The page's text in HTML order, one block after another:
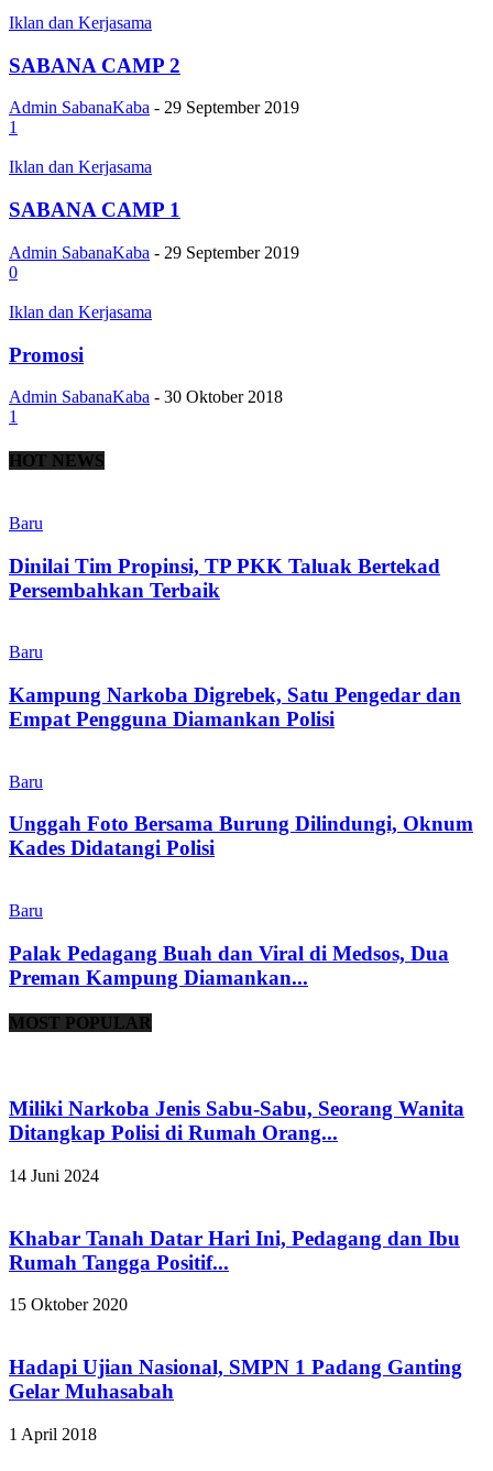
Iklan dan Kerjasama
SABANA CAMP 2
Admin SabanaKaba - 29 September 2019
1
Iklan dan Kerjasama
SABANA CAMP 1
Admin SabanaKaba - 29 September 2019
0
Iklan dan Kerjasama
Promosi
Admin SabanaKaba - 30 Oktober 2018
1
HOT NEWS
Baru
Dinilai Tim Propinsi, TP PKK Taluak Bertekad
Persembahkan Terbaik
Baru
Kampung Narkoba Digrebek, Satu Pengedar dan
Empat Pengguna Diamankan Polisi
Baru
Unggah Foto Bersama Burung Dilindungi, Oknum
Kades Didatangi Polisi
Baru
Palak Pedagang Buah dan Viral di Medsos, Dua
Preman Kampung Diamankan...
MOST POPULAR
Miliki Narkoba Jenis Sabu-Sabu, Seorang Wanita
Ditangkap Polisi di Rumah Orang...
14 Juni 2024
Khabar Tanah Datar Hari Ini, Pedagang dan Ibu
Rumah Tangga Positif...
15 Oktober 2020
Hadapi Ujian Nasional, SMPN 1 Padang Ganting
Gelar Muhasabah
1 April 2018